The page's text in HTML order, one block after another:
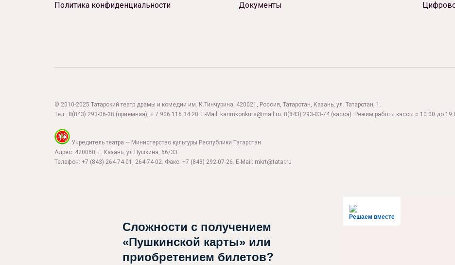
Политика конфиденциальности
Документы
© 2010-2025 Татарский театр драмы и комедии им. К.Тинчурина. 420021, Россия, Татарстан, Казань, ул. Татарстан, 1.
Тел.: 8(843) 293-06-38 (приемная), + 7 906 116 34 20. E-Mail: karimkonkurs@mail.ru. 8(843) 293-03-74 (касса). Режим работы кассы с 10:00 до
Учредитель театра — Министерство культуры Республики Татарстан
Адрес: 420060, г. Казань, ул.Пушкина, 66/33.
Телефон: +7 (843) 264-74-01, 264-74-02. Факс: +7 (843) 292-07-26. E-Mail: mkrt@tatar.ru
Решаем вместе
Сложности с получением
«Пушкинской карты» или
приобретением билетов?